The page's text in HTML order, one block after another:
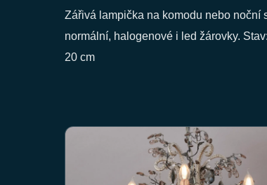
Zářivá lampička na komodu nebo noční
normální, halogenové i led žárovky.
20 cm